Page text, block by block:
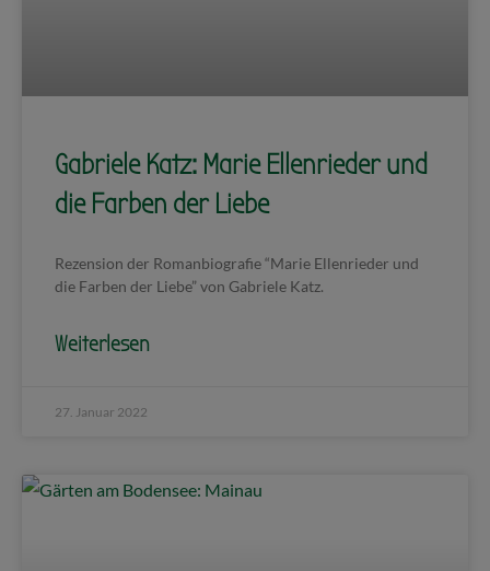
Gabriele Katz: Marie Ellenrieder und
die Farben der Liebe
Rezension der Romanbiografie “Marie Ellenrieder und
die Farben der Liebe” von Gabriele Katz.
Weiterlesen
27. Januar 2022